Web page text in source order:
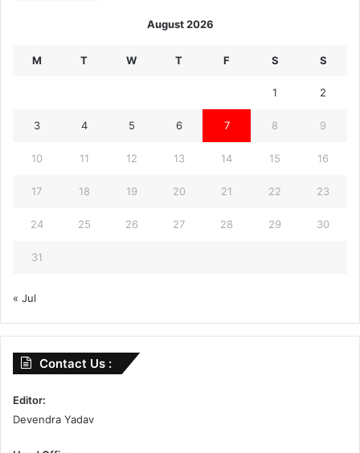
August 2026
M T W T F S S
1 2
3 4 5 6 7 8 9
10 11 12 13 14 15 16
17 18 19 20 21 22 23
24 25 26 27 28 29 30
31
« Jul
Contact Us :
Editor:
Devendra Yadav